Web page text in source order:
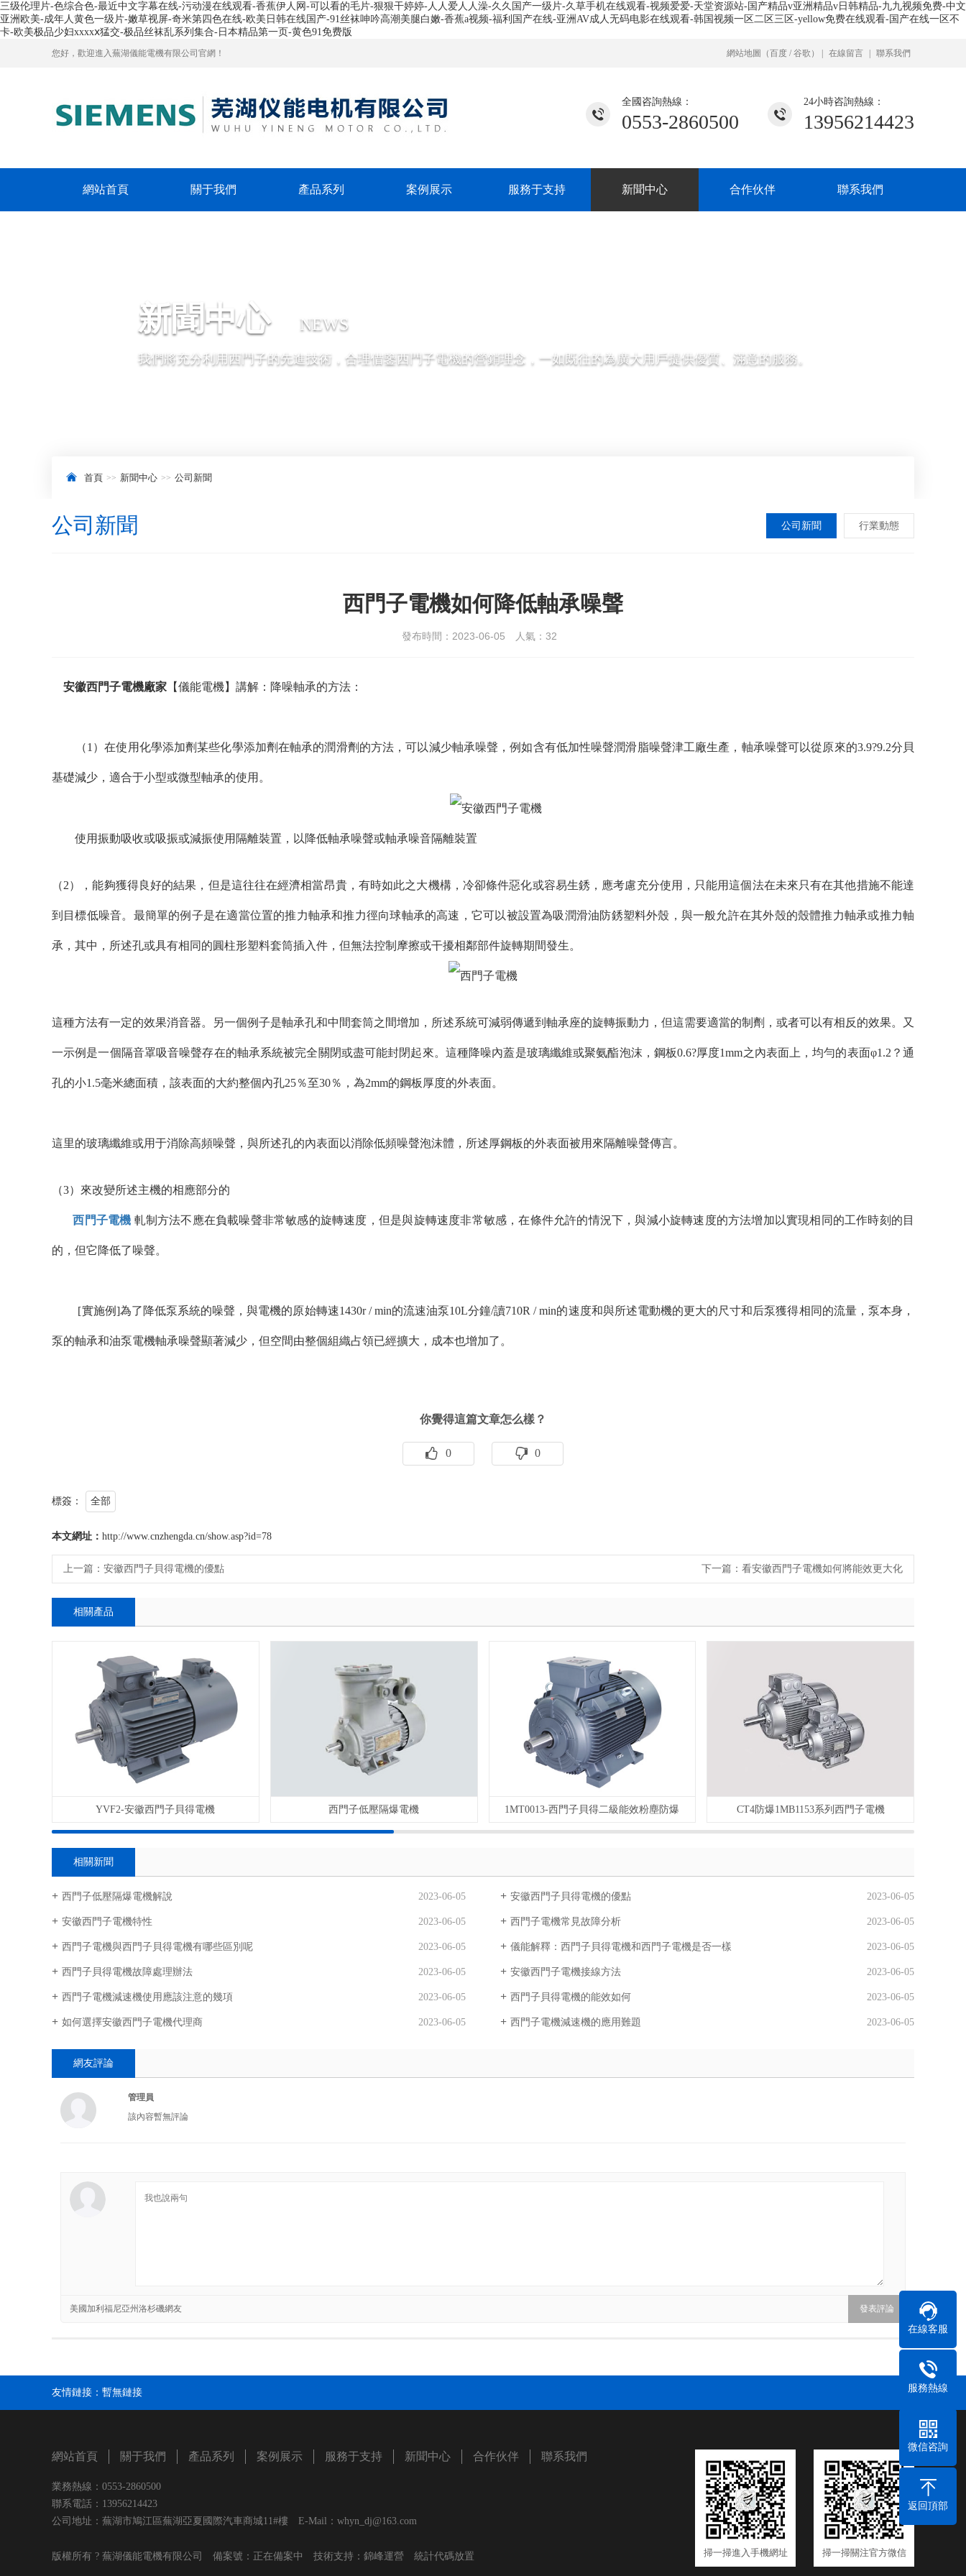
三级伦理片-色综合色-最近中文字幕在线-污动漫在线观看-香蕉伊人网-可以看的毛片-狠狠干婷婷-人人爱人人澡-久久国产一级片-久草手机在线观看-视频爱爱-天堂资源站-国产精品v亚洲精品v日韩精品-九九视频免费-中文
亚洲欧美-成年人黄色一级片-嫩草视屏-奇米第四色在线-欧美日韩在线国产-91丝袜呻吟高潮美腿白嫩-香蕉a视频-福利国产在线-亚洲AV成人无码电影在线观看-韩国视频一区二区三区-yellow免费在线观看-国产在线一区不
卡-欧美极品少妇xxxxⅹ猛交-极品丝袜乱系列集合-日本精品第一页-黄色91免费版
您好，歡迎進入蕪湖儀能電機有限公司官網！ 網站地圖 （百度 / 谷歌 ） 在線留言 聯系我們
24小時咨詢熱線：
13956214423
全國咨詢熱線：
0553-2860500
網站首頁 關于我們 產品系列 案例展示 服務于支持 新聞中心 合作伙伴 聯系我們
新聞中心 NEWS
我們將充分利用西門子的先進技術，合理借鑒西門子電機的營銷理念，一如既往的為廣大用戶提供優質、滿意的服務。
首頁 新聞中心 公司新聞
公司新聞 公司新聞 行業動態
西門子電機如何降低軸承噪聲
發布時間：2023-06-05 人氣： 32
安徽西門子電機廠家 【儀能電機】講解：降噪軸承的方法：
（1）在使用化學添加劑某些化學添加劑在軸承的潤滑劑的方法，可以減少軸承噪聲，例如含有低加性噪聲潤滑脂噪聲津工廠生產，軸承噪聲可以從原來的3.9?9.2分貝
基礎減少，適合于小型或微型軸承的使用。
使用振動吸收或吸振或減振使用隔離裝置，以降低軸承噪聲或軸承噪音隔離裝置
（2），能夠獲得良好的結果，但是這往往在經濟相當昂貴，有時如此之大機構，冷卻條件惡化或容易生銹，應考慮充分使用，只能用這個法在未來只有在其他措施不能達
到目標低噪音。最簡單的例子是在適當位置的推力軸承和推力徑向球軸承的高速，它可以被設置為吸潤滑油防銹塑料外殼，與一般允許在其外殼的殼體推力軸承或推力軸
承，其中，所述孔或具有相同的圓柱形塑料套筒插入件，但無法控制摩擦或干擾相鄰部件旋轉期間發生。
這種方法有一定的效果消音器。另一個例子是軸承孔和中間套筒之間增加，所述系統可減弱傳遞到軸承座的旋轉振動力，但這需要適當的制劑，或者可以有相反的效果。又
一示例是一個隔音罩吸音噪聲存在的軸承系統被完全關閉或盡可能封閉起來。這種降噪內蓋是玻璃纖維或聚氨酯泡沫，鋼板0.6?厚度1mm之內表面上，均勻的表面φ1.2？通
孔的小1.5毫米總面積，該表面的大約整個內孔25％至30％，為2mm的鋼板厚度的外表面。
這里的玻璃纖維或用于消除高頻噪聲，與所述孔的內表面以消除低頻噪聲泡沫體，所述厚鋼板的外表面被用來隔離噪聲傳言。
（3）來改變所述主機的相應部分的
西門子電機 軋制方法不應在負載噪聲非常敏感的旋轉速度，但是與旋轉速度非常敏感，在條件允許的情況下，與減小旋轉速度的方法增加以實現相同的工作時刻的目
的，但它降低了噪聲。
[實施例]為了降低泵系統的噪聲，與電機的原始轉速1430r / min的流速油泵10L分鐘/讀710R / min的速度和與所述電動機的更大的尺寸和后泵獲得相同的流量，泵本身，
泵的軸承和油泵電機軸承噪聲顯著減少，但空間由整個組織占領已經擴大，成本也增加了。
你覺得這篇文章怎么樣？
0 0
標簽： 全部
本文網址： http://www.cnzhengda.cn/show.asp?id=78
上一篇： 安徽西門子貝得電機的優點 下一篇： 看安徽西門子電機如何將能效更大化
相關產品
YVF2-安徽西門子貝得電機 西門子低壓隔爆電機 1MT0013-西門子貝得二級能效粉塵防爆 CT4防爆1MB1153系列西門子電機
相關新聞
西門子低壓隔爆電機解說 2023-06-05 安徽西門子貝得電機的優點 2023-06-05
安徽西門子電機特性 2023-06-05 西門子電機常見故障分析 2023-06-05
西門子電機與西門子貝得電機有哪些區別呢 2023-06-05 儀能解釋：西門子貝得電機和西門子電機是否一樣 2023-06-05
西門子貝得電機故障處理辦法 2023-06-05 安徽西門子電機接線方法 2023-06-05
西門子電機減速機使用應該注意的幾項 2023-06-05 西門子貝得電機的能效如何 2023-06-05
如何選擇安徽西門子電機代理商 2023-06-05 西門子電機減速機的應用難題 2023-06-05
網友評論
管理員
該內容暫無評論
美國加利福尼亞州洛杉磯網友
友情鏈接： 暫無鏈接
網站首頁 關于我們 產品系列 案例展示 服務于支持 新聞中心 合作伙伴 聯系我們
業務熱線：0553-2860500
聯系電話：13956214423
公司地址：蕪湖市鳩江區蕪湖亞夏國際汽車商城11#樓 E-Mail：whyn_dj@163.com
版權所有 ? 蕪湖儀能電機有限公司 備案號： 正在備案中 技術支持： 錦峰運營 統計代碼放置 掃一掃進入手機網址 掃一掃關注官方微信
在線客服
服務熱線
微信咨詢
返回頂部